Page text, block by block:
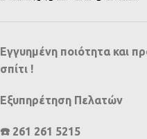
Εγγυημένη ποιότητα και
σπίτι !
Εξυπηρέτηση Πελατών
☎️ 261 261 5215